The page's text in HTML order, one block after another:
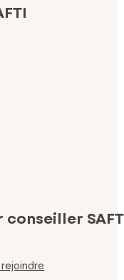
conseiller